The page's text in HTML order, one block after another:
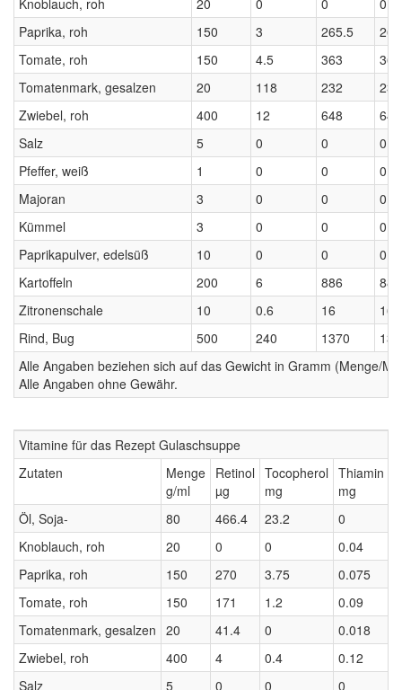
Knoblauch, roh
20 0 0
0
Paprika, roh
150 3 265.5
Tomate, roh
150 4.5 363
363
Tomatenmark, gesalzen
20 118 232
232
Zwiebel, roh
400 12 648
648
Salz
5 0 0
0
Pfeffer, weiß
1 0 0
0
Majoran
3 0 0
0
Kümmel
3 0 0
0
Paprikapulver, edelsüß
10 0 0
0
Kartoffeln
200 6 886
886
Zitronenschale
10 0.6 16
16
Rind, Bug
500 240 1370
Alle Angaben beziehen sich auf das Gewicht in Gramm (Menge/
Alle Angaben ohne Gewähr.
Vitamine für das Rezept Gulaschsuppe
Zutaten
Menge
g/ml
Retinol
µg
Tocopherol
mg
Thiamin
mg
Öl, Soja-
80 466.4 23.2 0
Knoblauch, roh
20 0 0 0.04
Paprika, roh
150 270 3.75 0.075
Tomate, roh
150 171 1.2 0.09
Tomatenmark, gesalzen 20 41.4 0 0.018
Zwiebel, roh
400 4 0.4 0.12
Salz
5 0 0 0